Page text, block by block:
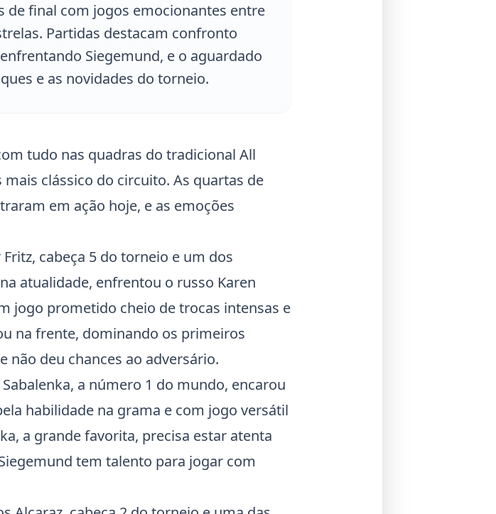
de final com jogos emocionantes entre
Partidas destacam confronto
Siegemund, e o aguardado
e as novidades do torneio.
tudo nas quadras do tradicional All
clássico do circuito. As quartas de
em ação hoje, e as emoções
Fritz, cabeça 5 do torneio e um dos
atualidade, enfrentou o russo Karen
jogo prometido cheio de trocas intensas e
na frente, dominando os primeiros
não deu chances ao adversário.
, a número 1 do mundo, encarou
habilidade na grama e com jogo versátil
a grande favorita, precisa estar atenta
tem talento para jogar com